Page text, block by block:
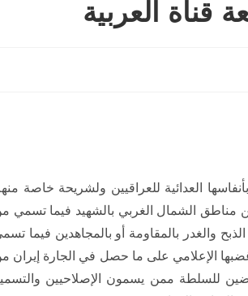
العربية
العدائية للعراقيين ولشريحة خاصة
مناطق الشمال الغربي بالشهيد فيما تسمي
والغدر بالمقاومة أو بالمجاهدين فيما
الإعلامي على ما حصل في الجارة إيران
للسلطة ممن يسمون الإصلاحيين